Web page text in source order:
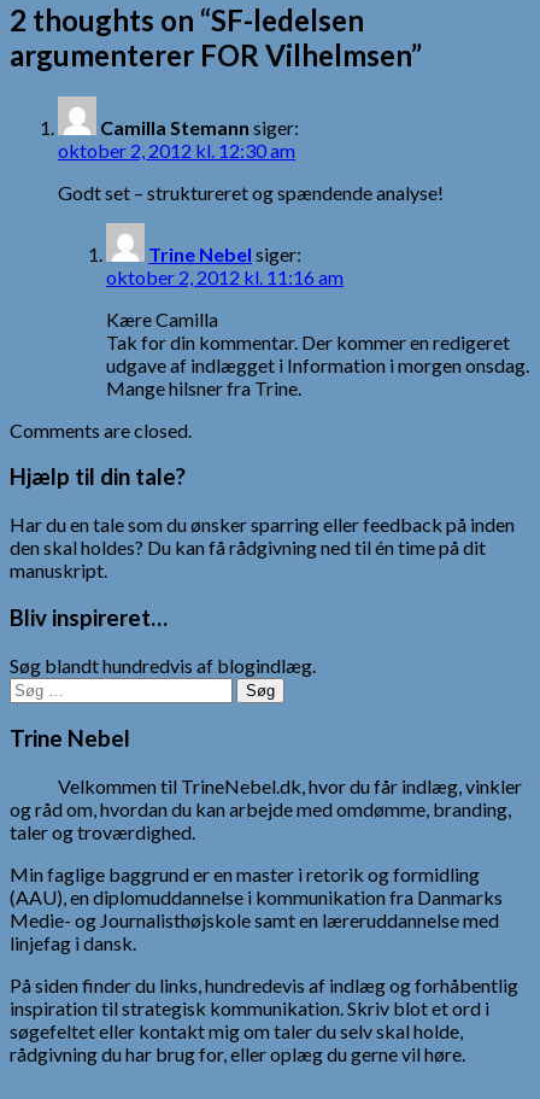
2 thoughts on “SF-ledelsen
argumenterer FOR Vilhelmsen”
Camilla Stemann siger:
oktober 2, 2012 kl. 12:30 am
Godt set – struktureret og spændende analyse!
Trine Nebel siger:
oktober 2, 2012 kl. 11:16 am
Kære Camilla
Tak for din kommentar. Der kommer en redigeret
udgave af indlægget i Information i morgen onsdag.
Mange hilsner fra Trine.
Comments are closed.
Hjælp til din tale?
Har du en tale som du ønsker sparring eller feedback på inden
den skal holdes? Du kan få rådgivning ned til én time på dit
manuskript.
Bliv inspireret…
Søg blandt hundredvis af blogindlæg.
Søg
efter:
Trine Nebel
Velkommen til TrineNebel.dk, hvor du får indlæg, vinkler
og råd om, hvordan du kan arbejde med omdømme, branding,
taler og troværdighed.
Min faglige baggrund er en master i retorik og formidling
(AAU), en diplomuddannelse i kommunikation fra Danmarks
Medie- og Journalisthøjskole samt en læreruddannelse med
linjefag i dansk.
På siden finder du links, hundredevis af indlæg og forhåbentlig
inspiration til strategisk kommunikation. Skriv blot et ord i
søgefeltet eller kontakt mig om taler du selv skal holde,
rådgivning du har brug for, eller oplæg du gerne vil høre.